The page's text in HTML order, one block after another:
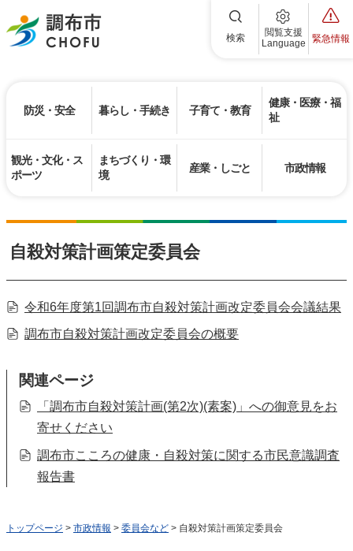
調布市 検索
閲覧支援
Language
緊急情報
防災・安全 暮らし・手続き 子育て・教育
健康・医療・福
祉
観光・文化・ス
ポーツ
まちづくり・環
境
産業・しごと 市政情報
自殺対策計画策定委員会
令和6年度第1回調布市自殺対策計画改定委員会会議結果
調布市自殺対策計画改定委員会の概要
関連ページ
「調布市自殺対策計画(第2次)(素案)」への御意見をお
寄せください
調布市こころの健康・自殺対策に関する市民意識調査
報告書
トップページ > 市政情報 > 委員会など > 自殺対策計画策定委員会